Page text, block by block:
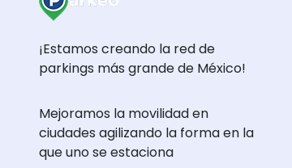
¡Estamos creando la red de
parkings más grande de México!
Mejoramos la movilidad en
ciudades agilizando la forma en la
que uno se estaciona